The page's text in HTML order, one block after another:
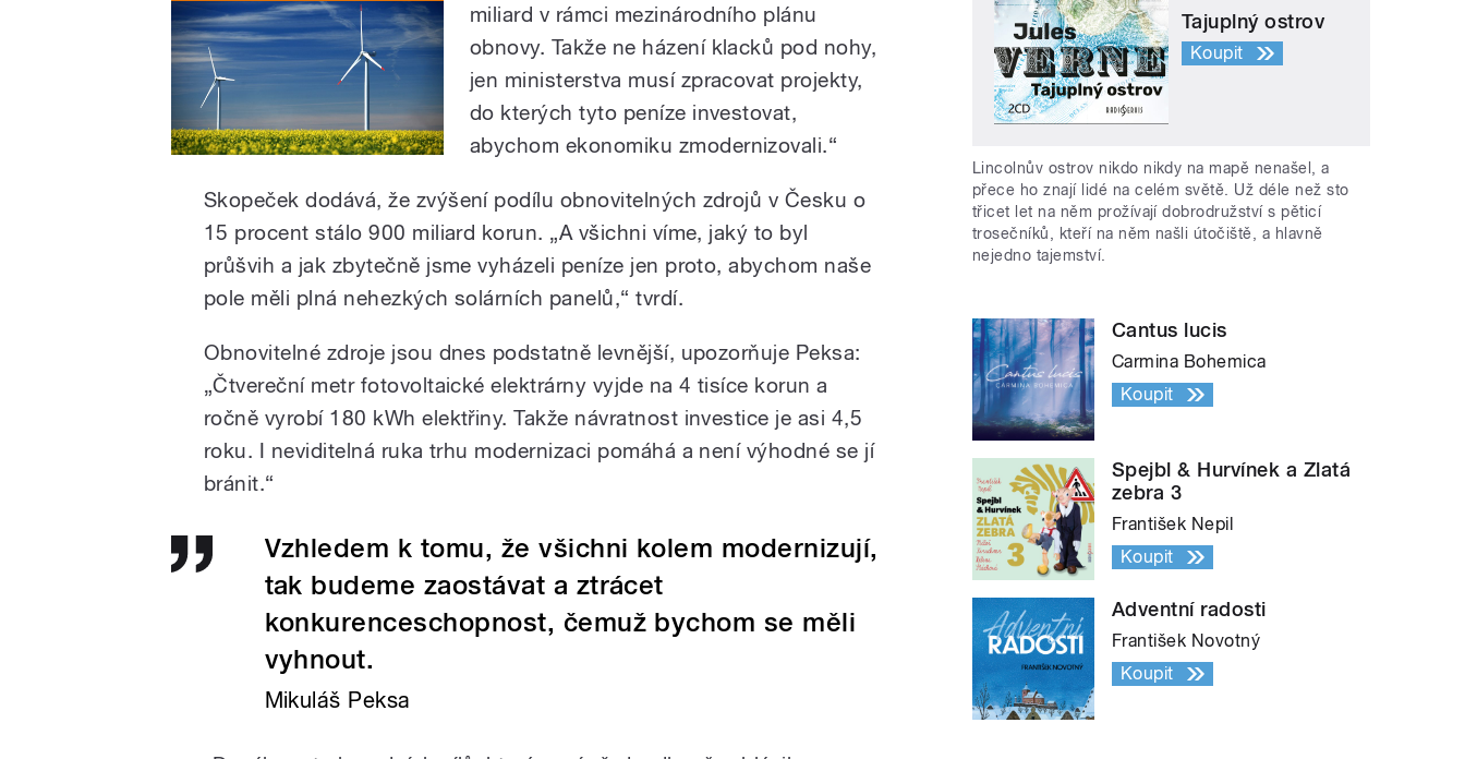
miliard v rámci mezinárodního plánu
obnovy. Takže ne házení klacků pod nohy,
jen ministerstva musí zpracovat projekty,
do kterých tyto peníze investovat,
abychom ekonomiku zmodernizovali.“
Skopeček dodává, že zvýšení podílu obnovitelných zdrojů v Česku o
15 procent stálo 900 miliard korun. „A všichni víme, jaký to byl
průšvih a jak zbytečně jsme vyházeli peníze jen proto, abychom naše
pole měli plná nehezkých solárních panelů,“ tvrdí.
Obnovitelné zdroje jsou dnes podstatně levnější, upozorňuje Peksa:
„Čtvereční metr fotovoltaické elektrárny vyjde na 4 tisíce korun a
ročně vyrobí 180 kWh elektřiny. Takže návratnost investice je asi 4,5
roku. I neviditelná ruka trhu modernizaci pomáhá a není výhodné se jí
bránit.“
Vzhledem k tomu, že všichni kolem modernizují,
tak budeme zaostávat a ztrácet
konkurenceschopnost, čemuž bychom se měli
vyhnout.
Mikuláš Peksa
Tajuplný ostrov
Koupit
Lincolnův ostrov nikdo nikdy na mapě nenašel, a
přece ho znají lidé na celém světě. Už déle než sto
třicet let na něm prožívají dobrodružství s pěticí
trosečníků, kteří na něm našli útočiště, a hlavně
nejedno tajemství.
Cantus lucis
Carmina Bohemica
Koupit
Spejbl & Hurvínek a Zlatá
zebra 3
František Nepil
Koupit
Adventní radosti
František Novotný
Koupit